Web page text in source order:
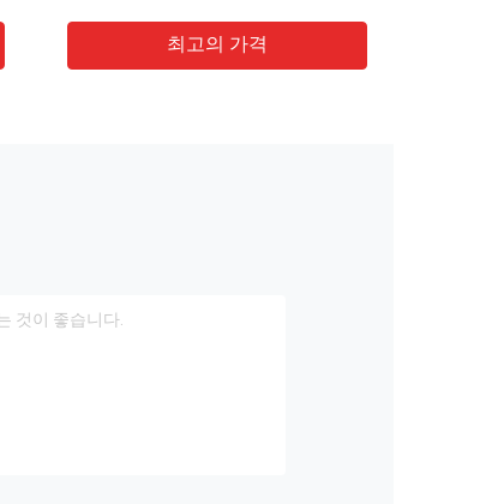
최고의 가격